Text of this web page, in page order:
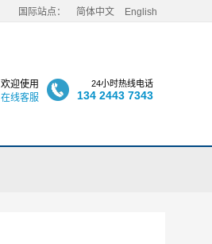
国际站点： 简体中文 English
欢迎使用
在线客服
24小时热线电话
134 2443 7343